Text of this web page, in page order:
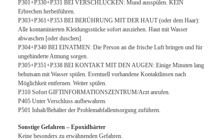
P301+P330+P331 BEI VERSCHLUCKEN: Mund ausspülen. KEIN
Erbrechen herbeiführen.
P303+P361+P353 BEI BERÜHRUNG MIT DER HAUT (oder dem Haar):
Alle kontaminierten Kleidungsstücke sofort ausziehen. Haut mit Wasser
abwaschen [oder duschen].
P304+P340 BEI EINATMEN: Die Person an die frische Luft bringen und für
ungehinderte Atmung sorgen.
P305+P351+P338 BEI KONTAKT MIT DEN AUGEN: Einige Minuten lang
behutsam mit Wasser spülen. Eventuell vorhandene Kontaktlinsen nach
Möglichkeit entfernen. Weiter spülen.
P310 Sofort GIFTINFORMATIONSZENTRUM/Arzt anrufen.
P405 Unter Verschluss aufbewahren.
P501 Inhalt/Behälter der Problemabfallentsorgung zuführen.
Sonstige Gefahren – Epoxidhärter
Keine besonders zu erwähnenden Gefahren.